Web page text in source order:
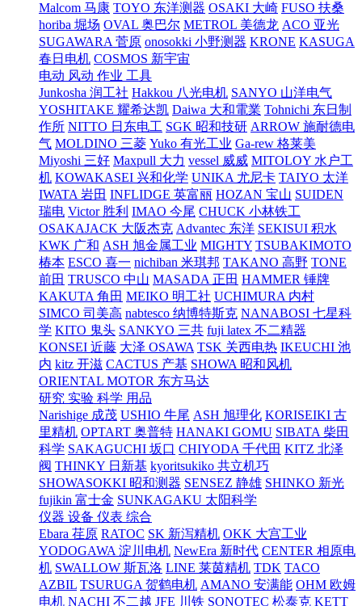
Malcom 马康 TOYO 东洋测器 OSAKI 大崎 FUSO 扶桑
horiba 堀场 OVAL 奥巴尔 METROL 美德龙 ACO 亚光
SUGAWARA 菅原 onosokki 小野测器 KRONE KASUGA
春日电机 COSMOS 新宇宙
电动 风动 作业 工具
Junkosha 润工社 Hakkou 八光电机 SANYO 山洋电气
YOSHITAKE 耀希达凯 Daiwa 大和電業 Tohnichi 东日制
作所 NITTO 日东电工 SGK 昭和技研 ARROW 施耐德电
气 MOLDINO 三菱 Yuko 有光工业 Ga-rew 格莱美
Miyoshi 三好 Maxpull 大力 vessel 威威 MITOLOY 水户工
机 KOWAKASEI 兴和化学 UNIKA 尤尼卡 TAIYO 太洋
IWATA 岩田 INFLIDGE 英富丽 HOZAN 宝山 SUIDEN
瑞电 Victor 胜利 IMAO 今尾 CHUCK 小林铁工
OSAKAJACK 大阪杰克 Advantec 东洋 SEKISUI 积水
KWK 广和 ASH 旭金属工业 MIGHTY TSUBAKIMOTO
椿本 ESCO 喜一 nichiban 米琪邦 TAKANO 高野 TONE
前田 TRUSCO 中山 MASADA 正田 HAMMER 锤牌
KAKUTA 角田 MEIKO 明工社 UCHIMURA 内村
SIMCO 司美高 nabtesco 纳博特斯克 NANABOSI 七星科
学 KITO 鬼头 SANKYO 三共 fuji latex 不二精器
KONSEI 近藤 大泽 OSAWA TSK 关西电热 IKEUCHI 池
内 kitz 开滋 CACTUS 产基 SHOWA 昭和风机
ORIENTAL MOTOR 东方马达
研究 实验 科学 用品
Narishige 成茂 USHIO 牛尾 ASH 旭理化 KORISEIKI 古
里精机 OPTART 奥普特 HANAKI GOMU SIBATA 柴田
科学 SAKAGUCHI 坂口 CHIYODA 千代田 KITZ 北泽
阀 THINKY 日新基 kyoritsukiko 共立机巧
SHOWASOKKI 昭和测器 SENSEZ 静雄 SHINKO 新光
fujikin 富士金 SUNKAGAKU 太阳科学
仪器 设备 仪表 综合
Ebara 荏原 RATOC SK 新泻精机 OKK 大宫工业
YODOGAWA 淀川电机 NewEra 新时代 CENTER 相原电
机 SWALLOW 斯瓦洛 LINE 莱茵精机 TDK TACO
AZBIL TSURUGA 贺鹤电机 AMANO 安满能 OHM 欧姆
电机 NACHI 不二越 JFE 川铁 SONOTEC 松泰克 KETT